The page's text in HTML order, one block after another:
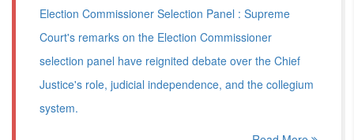
Election Commissioner Selection Panel : Supreme
Court's remarks on the Election Commissioner
selection panel have reignited debate over the Chief
Justice's role, judicial independence, and the collegium
system.